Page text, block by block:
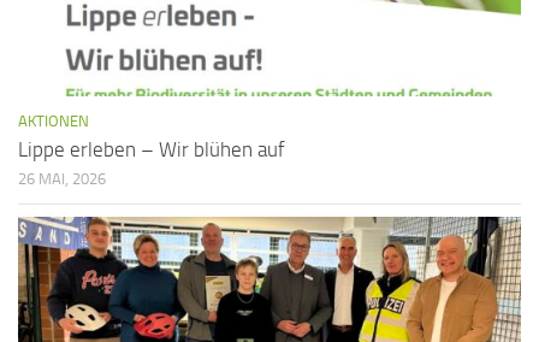
AKTIONEN
Lippe erleben – Wir blühen auf
26 MAI, 2026